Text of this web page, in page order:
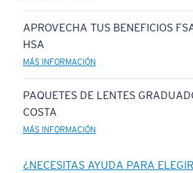
APROVECHA TUS BENEFICIOS
HSA
MÁS INFORMACIÓN
PAQUETES DE LENTES
COSTA
MÁS INFORMACIÓN
¿NECESITAS AYUDA PARA